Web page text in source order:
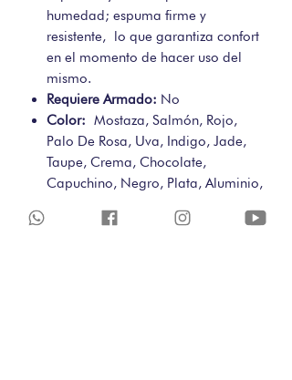
humedad; espuma firme y
resistente, lo que garantiza confort
en el momento de hacer uso del
mismo.
Requiere Armado: No
Color: Mostaza, Salmón, Rojo,
Palo De Rosa, Uva, Indigo, Jade,
Taupe, Crema, Chocolate,
Capuchino, Negro, Plata, Aluminio,
disponibilidad)